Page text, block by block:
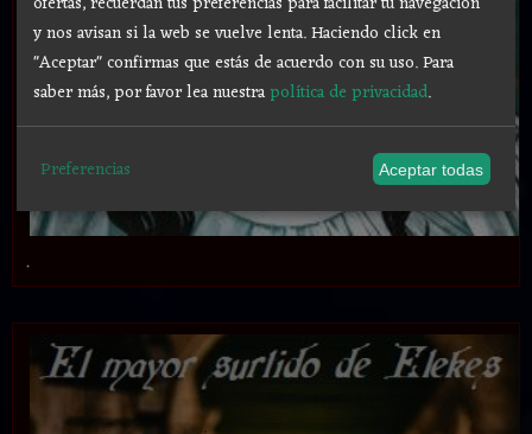
.
y nos avisan si la web se vuelve lenta. Haciendo click en
"Aceptar" confirmas que estás de acuerdo con su uso.Para
saber más, por favor lea nuestrapolítica de privacidad.
Preferencias Aceptar todas